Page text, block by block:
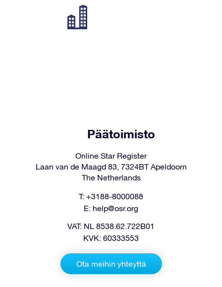
Päätoimisto
Online Star Register
Laan van de Maagd 83, 7324BT Apeldoorn
The Netherlands
T: +3188-8000088
E: help@osr.org
VAT: NL 8538.62.722B01
KVK: 60333553
Ota meihin yhteyttä